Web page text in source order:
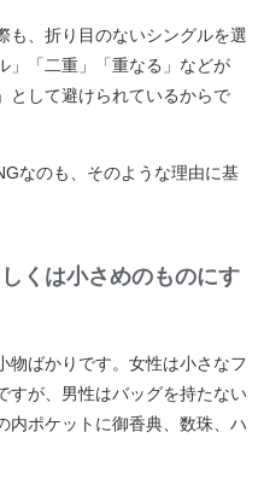
も、折り目のないシングルを選
」「二重」「重なる」などが
として避けられているからで
なのも、そのような理由に基
くは小さめのものにす
物ばかりです。女性は小さなフ
すが、男性はバッグを持たない
内ポケットに御香典、数珠、ハ